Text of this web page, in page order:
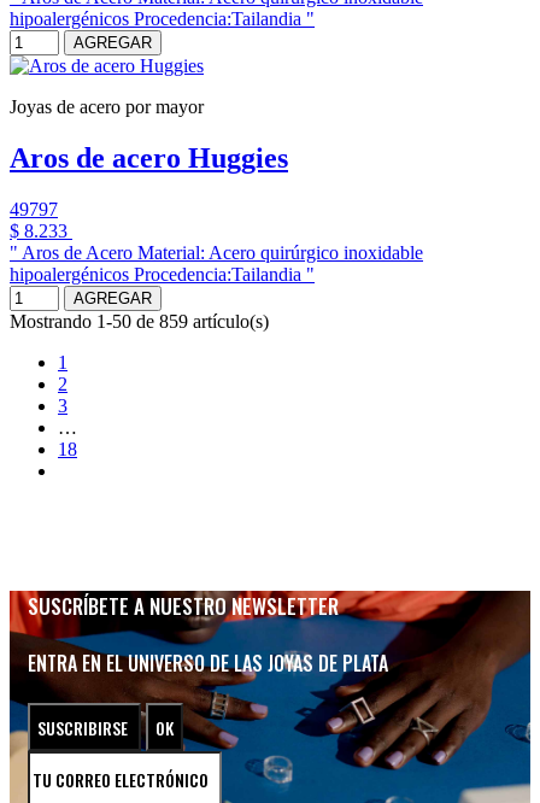
hipoalergénicos Procedencia:Tailandia "
AGREGAR
Joyas de acero por mayor
Aros de acero Huggies
49797
$ 8.233
" Aros de Acero Material: Acero quirúrgico inoxidable
hipoalergénicos Procedencia:Tailandia "
AGREGAR
Mostrando 1-50 de 859 artículo(s)
1
2
3
…
18
SUSCRÍBETE A NUESTRO NEWSLETTER
ENTRA EN EL UNIVERSO DE LAS JOYAS DE PLATA